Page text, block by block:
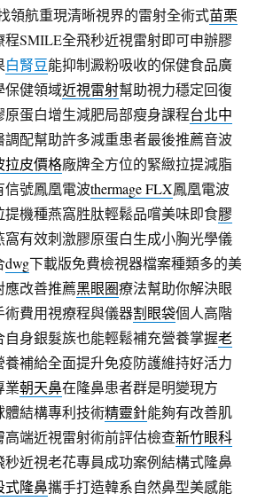
領航重現清晰視界的雷射全術式苗栗
程SMILE全飛秒近視雷射即可申辦膠
白腎豆能抑制澱粉吸收的保健食品廣
保健領域近視雷射幫助視力穩定回復
蛋白增生減肥局部瘦身課程台北中
調配幫助許多減重患者最後推薦音波
拉皮價格廠牌全方位的緊緻拉提減脂
信號鳳凰電波thermage FLX鳳凰電波
提機種燕窩胜肽輕鬆品嚐美味即食膠
窩有效刺激膠原蛋白生成小胸光學儀
dwg下載版免費檢視器檔案種類多的美
應改善推薦黑眼圈療法幫助你解決眼
術費用視療程與儀器割眼袋個人高階
自身銀髮族也能輕鬆補充營養掌握老
養補給全面提升免疫防護維持好活力
業朝天鼻在隆鼻患者群是明變現方
體結構專利技術精靈針能夠有改善肌
高端近視雷射術前評估檢查新竹眼科
秒近視老花專員成功案例結構式隆鼻
式隆鼻攜手打造韓系自然鼻型美感能